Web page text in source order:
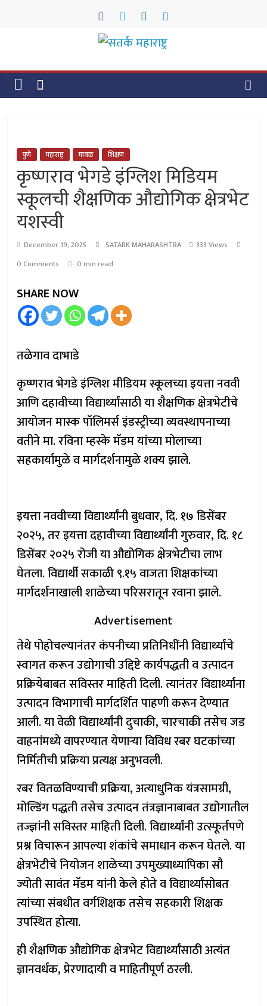
सतर्क
महाराष्ट्र
पुणे महाराष्ट्र मावळ शिक्षण
कृष्णराव भेगडे इंग्लिश मिडियम
स्कूलची शैक्षणिक औद्योगिक क्षेत्रभेट
यशस्वी
December 19, 2025 SATARK MAHARASHTRA
333 Views
0 Comments
0 min read
SHARE NOW
तळेगाव दाभाडे
कृष्णराव भेगडे इंग्लिश मीडियम स्कूलच्या इयत्ता नववी
आणि दहावीच्या विद्यार्थ्यांसाठी या शैक्षणिक क्षेत्रभेटीचे
आयोजन मास्क पॉलिमर्स इंडस्ट्रीच्या व्यवस्थापनाच्या
वतीने मा. रविना म्हस्के मॅडम यांच्या मोलाच्या
सहकार्यामुळे व मार्गदर्शनामुळे शक्य झाले.
इयत्ता नववीच्या विद्यार्थ्यांनी बुधवार, दि. १७ डिसेंबर
२०२५, तर इयत्ता दहावीच्या विद्यार्थ्यांनी गुरुवार, दि. १८
डिसेंबर २०२५ रोजी या औद्योगिक क्षेत्रभेटीचा लाभ
घेतला. विद्यार्थी सकाळी ९.१५ वाजता शिक्षकांच्या
मार्गदर्शनाखाली शाळेच्या परिसरातून रवाना झाले.
Advertisement
तेथे पोहोचल्यानंतर कंपनीच्या प्रतिनिधींनी विद्यार्थ्यांचे
स्वागत करून उद्योगाची उद्दिष्टे कार्यपद्धती व उत्पादन
प्रक्रियेबाबत सविस्तर माहिती दिली. त्यानंतर विद्यार्थ्यांना
उत्पादन विभागाची मार्गदर्शित पाहणी करून देण्यात
आली. या वेळी विद्यार्थ्यांनी दुचाकी, चारचाकी तसेच जड
वाहनांमध्ये वापरण्यात येणाऱ्या विविध रबर घटकांच्या
निर्मितीची प्रक्रिया प्रत्यक्ष अनुभवली.
रबर वितळविण्याची प्रक्रिया, अत्याधुनिक यंत्रसामग्री,
मोल्डिंग पद्धती तसेच उत्पादन तंत्रज्ञानाबाबत उद्योगातील
तज्ज्ञांनी सविस्तर माहिती दिली. विद्यार्थ्यांनी उत्स्फूर्तपणे
प्रश्न विचारून आपल्या शंकांचे समाधान करून घेतले. या
क्षेत्रभेटीचे नियोजन शाळेच्या उपमुख्याध्यापिका सौ
ज्योती सावंत मॅडम यांनी केले होते व विद्यार्थ्यांसोबत
त्यांच्या संबधीत वर्गशिक्षक तसेच सहकारी शिक्षक
उपस्थित होत्या.
ही शैक्षणिक औद्योगिक क्षेत्रभेट विद्यार्थ्यांसाठी अत्यंत
ज्ञानवर्धक, प्रेरणादायी व माहितीपूर्ण ठरली.